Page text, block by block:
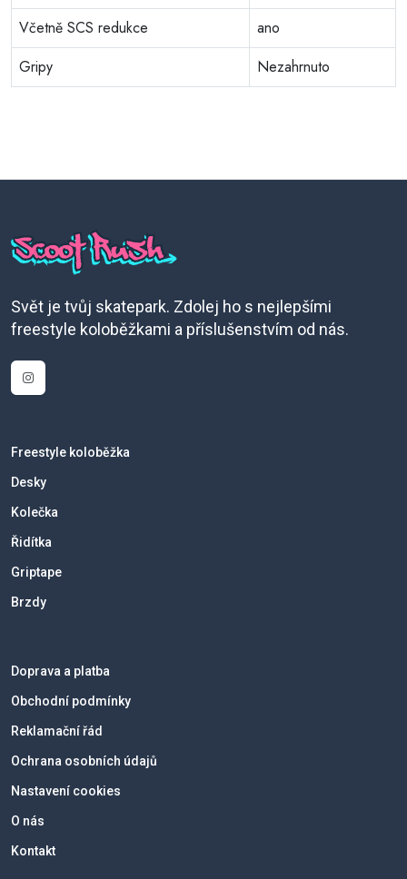
Včetně SCS redukce
ano
Gripy
Nezahrnuto
Svět je tvůj skatepark. Zdolej ho s nejlepšími
freestyle koloběžkami a příslušenstvím od nás.
Freestyle koloběžka
Desky
Kolečka
Řidítka
Griptape
Brzdy
Doprava a platba
Obchodní podmínky
Reklamační řád
Ochrana osobních údajů
Nastavení cookies
O nás
Kontakt